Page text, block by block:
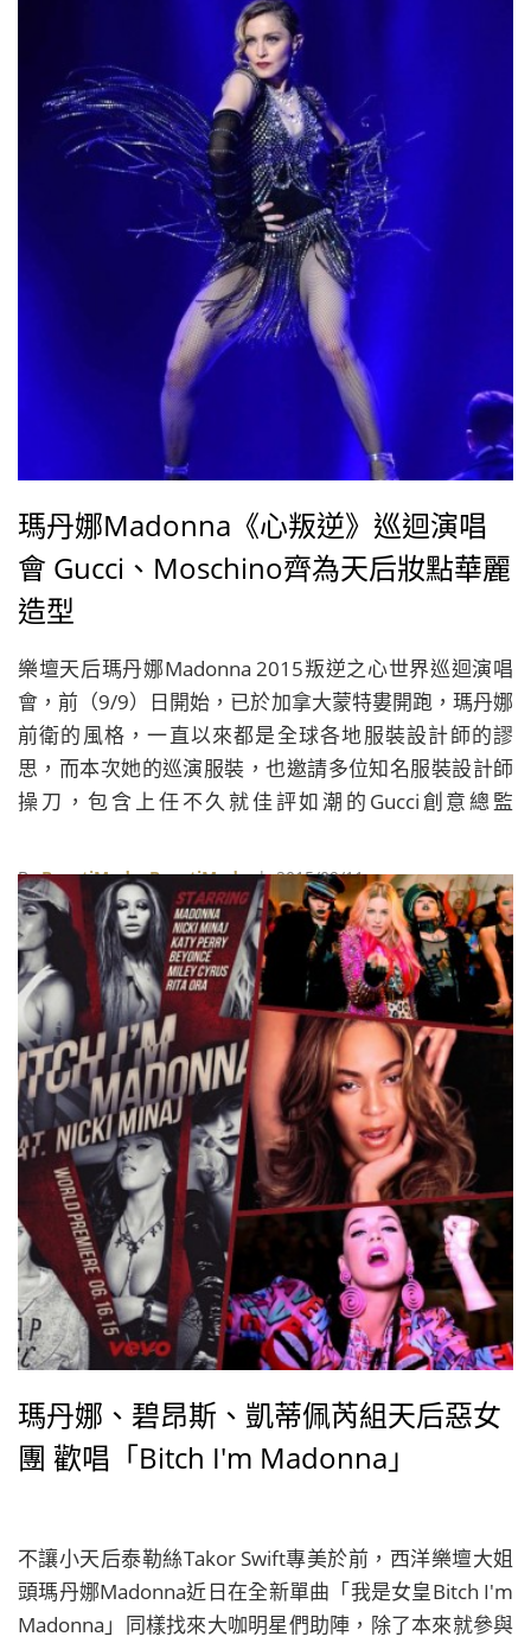
瑪丹娜Madonna《心叛逆》巡迴演唱
會 Gucci、Moschino齊為天后妝點華麗
造型
樂壇天后瑪丹娜Madonna 2015叛逆之心世界巡迴演唱
會，前（9/9）日開始，已於加拿大蒙特婁開跑，瑪丹娜
前衛的風格，一直以來都是全球各地服裝設計師的謬
思，而本次她的巡演服裝，也邀請多位知名服裝設計師
操刀，包含上任不久就佳評如潮的Gucci創意總監
創意總監Jeremy Scott、義大利名人御用設計師Fausto
Puglisi，還有身兼Prada與Miu Miu創意總監的Miuccia
Prada。
ByBeautiMode BeautiMode| 2015/09/11
瑪丹娜、碧昂斯、凱蒂佩芮組天后惡女
團 歡唱「Bitch I'm Madonna」
不讓小天后泰勒絲Takor Swift專美於前，西洋樂壇大姐
頭瑪丹娜Madonna近日在全新單曲「我是女皇Bitch I'm
Madonna」同樣找來大咖明星們助陣，除了本來就參與